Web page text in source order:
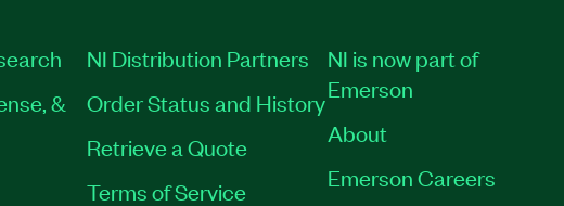
&
NI Distribution Partners
Order Status and History
Retrieve a Quote
Terms of Service
NI is now part of
Emerson
About
Emerson Careers